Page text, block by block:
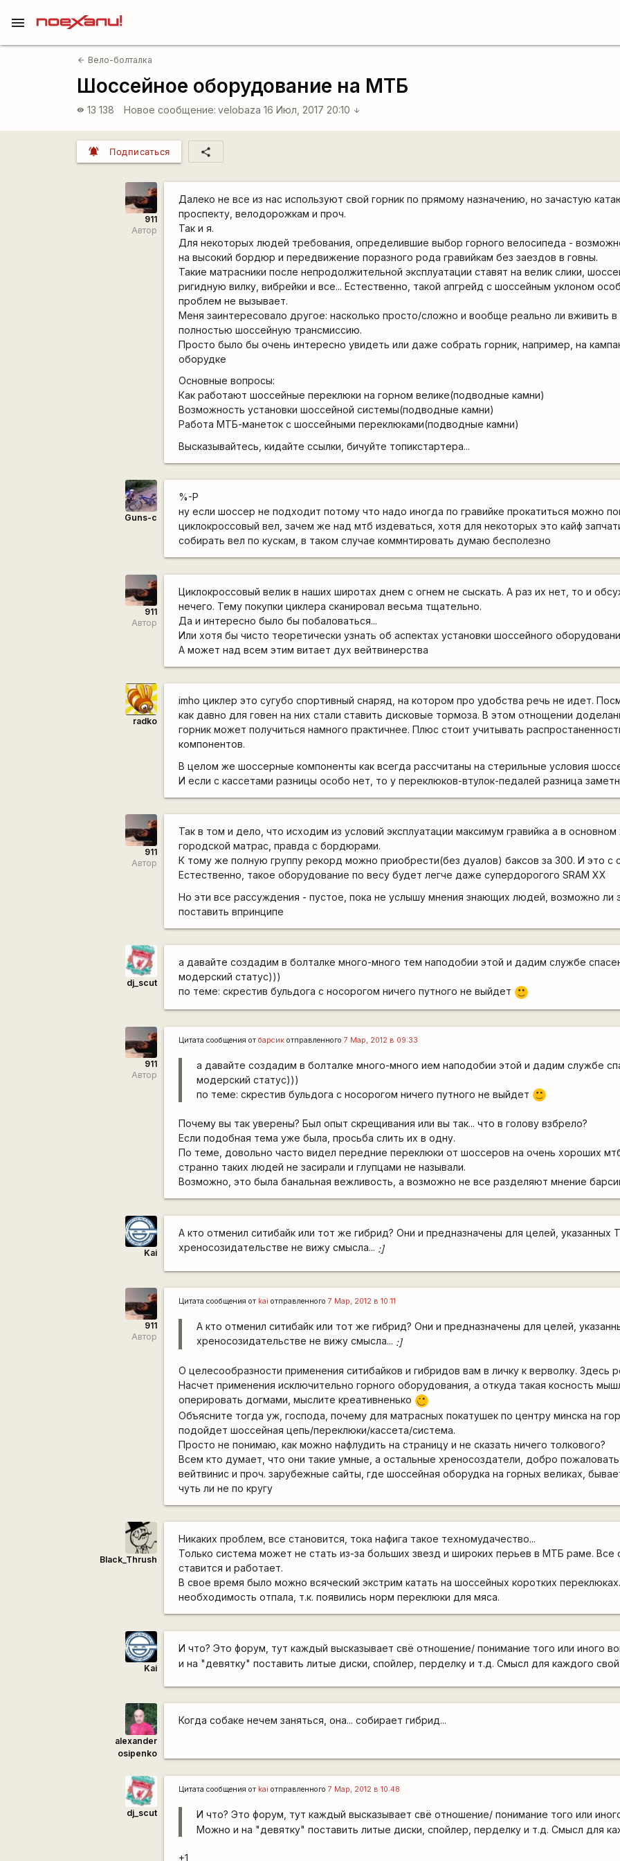
menu
arrow_back Вело-болталка
Шоссейное оборудование на МТБ
visibility 13 138 Новое сообщение: velobaza 16 Июл, 2017 20:10 arrow_downward
notifications_active Подписаться share
911
Автор
Далеко не все из нас используют свой горник по прямому назначению, но зачастую
проспекту, велодорожкам и проч.
Так и я.
Для некоторых людей требования, определившие выбор горного велосипеда -
на высокий бордюр и передвижение поразного рода гравийкам без заездов в говны.
Такие матрасники после непродолжительной эксплуатации ставят на велик слики,
ригидную вилку, вибрейки и все... Естественно, такой апгрейд с шоссейным уклоном
проблем не вызывает.
Меня заинтересовало другое: насколько просто/сложно и вообще реально ли вживить в
полностью шоссейную трансмиссию.
Просто было бы очень интересно увидеть или даже собрать горник, например, на
оборудке
Основные вопросы:
Как работают шоссейные переклюки на горном велике(подводные камни)
Возможность установки шоссейной системы(подводные камни)
Работа МТБ-манеток с шоссейными переклюками(подводные камни)
Высказывайтесь, кидайте ссылки, бичуйте топикстартера...
Guns-c
%-P
ну если шоссер не подходит потому что надо иногда по гравийке прокатиться можно
циклокроссовый вел, зачем же над мтб издеваться, хотя для некоторых это кайф
собирать вел по кускам, в таком случае коммнтировать думаю бесполезно
911
Автор
Циклокроссовый велик в наших широтах днем с огнем не сыскать. А раз их нет, то и
нечего. Тему покупки циклера сканировал весьма тщательно.
Да и интересно было бы побаловаться...
Или хотя бы чисто теоретически узнать об аспектах установки шоссейного
А может над всем этим витает дух вейтвинерства
radko
imho циклер это сугубо спортивный снаряд, на котором про удобства речь не идет.
как давно для говен на них стали ставить дисковые тормоза. В этом отнощении
горник может получиться намного практичнее. Плюс стоит учитывать
компонентов.
В целом же шоссерные компоненты как всегда рассчитаны на стерильные условия
И если с кассетами разницы особо нет, то у переклюков-втулок-педалей разница
911
Автор
Так в том и дело, что исходим из условий эксплуатации максимум гравийка а в
городской матрас, правда с бордюрами.
К тому же полную группу рекорд можно приобрести(без дуалов) баксов за 300. И это с
Естественно, такое оборудование по весу будет легче даже супердорогого SRAM XX
Но эти все рассуждения - пустое, пока не услышу мнения знающих людей, возможно ли
поставить впринципе
dj_scut
а давайте создадим в болталке много-много тем наподобии этой и дадим службе
модерский статус)))
по теме: скрестив бульдога с носорогом ничего путного не выйдет
:)
911
Автор
Цитата сообщения отбарсик отправленного7 Мар, 2012 в 09:33
а давайте создадим в болталке много-много ием наподобии этой и дадим службе
модерский статус)))
по теме: скрестив бульдога с носорогом ничего путного не выйдет
:)
Почему вы так уверены? Был опыт скрещивания или вы так... что в голову взбрело?
Если подобная тема уже была, просьба слить их в одну.
По теме, довольно часто видел передние переклюки от шоссеров на очень хороших
странно таких людей не засирали и глупцами не называли.
Возможно, это была банальная вежливость, а возможно не все разделяют мнение
Kai
А кто отменил ситибайк или тот же гибрид? Они и предназначены для целей, указанных
хреносозидательстве не вижу смысла... :]
911
Автор
Цитата сообщения от kai отправленного7 Мар, 2012 в 10:11
А кто отменил ситибайк или тот же гибрид? Они и предназначены для целей,
хреносозидательстве не вижу смысла... :]
О целесообразности применения ситибайков и гибридов вам в личку к верволку. Здесь
Насчет применения исключительно горного оборудования, а откуда такая косность
оперировать догмами, мыслите креативненько
;)
Объясните тогда уж, господа, почему для матрасных покатушек по центру минска на
подойдет шоссейная цепь/переклюки/кассета/система.
Просто не понимаю, как можно нафлудить на страницу и не сказать ничего толкового?
Всем кто думает, что они такие умные, а остальные хреносоздатели, добро пожаловать
вейтвинис и проч. зарубежные сайты, где шоссейная оборудка на горных великах,
чуть ли не по кругу
Black_Thrush
Никаких проблем, все становится, тока нафига такое техномудачество...
Только система может не стать из-за больших звезд и широких перьев в МТБ раме. Все
ставится и работает.
В свое время было можно всяческий экстрим катать на шоссейных коротких
необходимость отпала, т.к. появились норм переклюки для мяса.
Kai
И что? Это форум, тут каждый высказывает свё отношение/ понимание того или иного
и на "девятку" поставить литые диски, спойлер, перделку и т.д. Смысл для каждого свой.
alexander
osipenko
Когда собаке нечем заняться, она... собирает гибрид...
dj_scut
Цитата сообщения от kai отправленного7 Мар, 2012 в 10:48
И что? Это форум, тут каждый высказывает свё отношение/ понимание того или
Можно и на "девятку" поставить литые диски, спойлер, перделку и т.д. Смысл для
+1